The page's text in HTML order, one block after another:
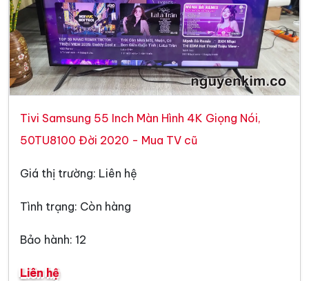
Tivi Samsung 55 Inch Màn Hình 4K Giọng Nói,
50TU8100 Đời 2020 - Mua TV cũ
Giá thị trường: Liên hệ
Tình trạng: Còn hàng
Bảo hành: 12
Liên hệ